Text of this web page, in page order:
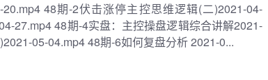
48期-2伏击涨停主控思维逻辑(二)2021-04-
27.mp4 48期-4实盘：主控操盘逻辑综合讲解2021-
05-04.mp4 48期-6如何复盘分析 2021-0...